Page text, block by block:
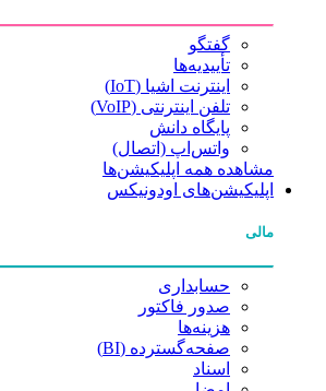
گفتگو
تأییدیه‌ها
اینترنت اشیا (IoT)
تلفن اینترنتی (VoIP)
پایگاه دانش
واتس‌اپ (اتصال)
مشاهده همه اپلیکیشن‌ها
اپلیکیشن‌های اودونیکس
حسابداری
صدور فاکتور
هزینه‌ها
صفحه‌گسترده (BI)
اسناد